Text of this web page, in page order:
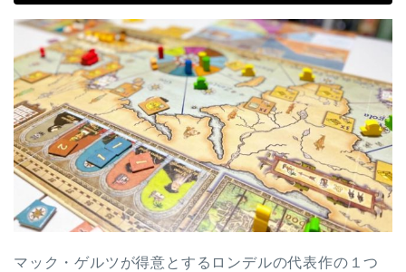
マック・ゲルツが得意とするロンデルの代表作の１つ